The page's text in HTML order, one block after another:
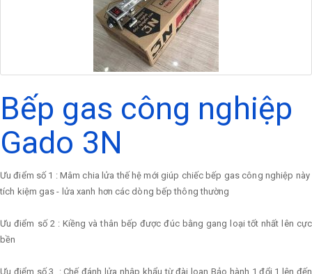
Bếp gas công nghiệp
Gado 3N
Ưu điểm số 1 : Mâm chia lửa thế hệ mới giúp chiếc bếp gas công nghiệp này
tích kiệm gas - lửa xanh hơn các dòng bếp thông thường
Ưu điểm số 2 : Kiềng và thân bếp được đúc bằng gang loại tốt nhất lên cực
bền
Ưu điểm số 3 : Chế đánh lửa nhập khẩu từ đài loan Bảo hành 1 đổi 1 lên đến